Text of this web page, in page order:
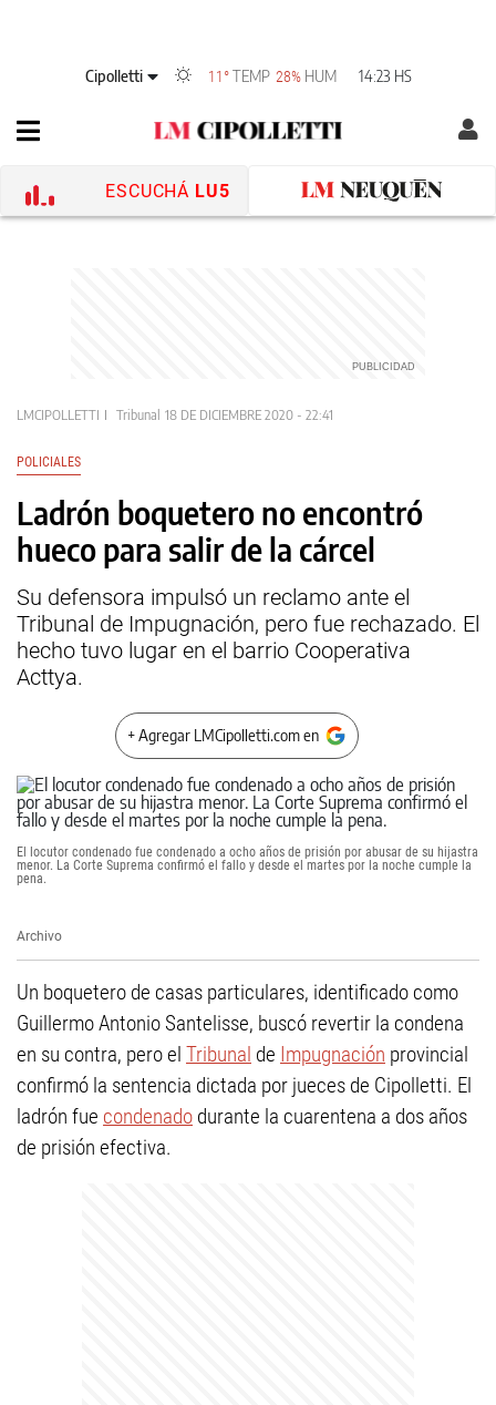
Cipolletti 11° TEMP 28% HUM 14:23 HS
ESCUCHÁ LU5
LMCIPOLLETTI Tribunal 18 DE DICIEMBRE 2020 - 22:41
POLICIALES
Ladrón boquetero no encontró
hueco para salir de la cárcel
Su defensora impulsó un reclamo ante el
Tribunal de Impugnación, pero fue rechazado. El
hecho tuvo lugar en el barrio Cooperativa
Acttya.
+ Agregar LMCipolletti.com en
El locutor condenado fue condenado a ocho años de prisión por abusar de su hijastra
menor. La Corte Suprema confirmó el fallo y desde el martes por la noche cumple la
pena.
Archivo
Un boquetero de casas particulares, identificado como
Guillermo Antonio Santelisse, buscó revertir la condena
en su contra, pero el Tribunal de Impugnación provincial
confirmó la sentencia dictada por jueces de Cipolletti. El
ladrón fue condenado durante la cuarentena a dos años
de prisión efectiva.